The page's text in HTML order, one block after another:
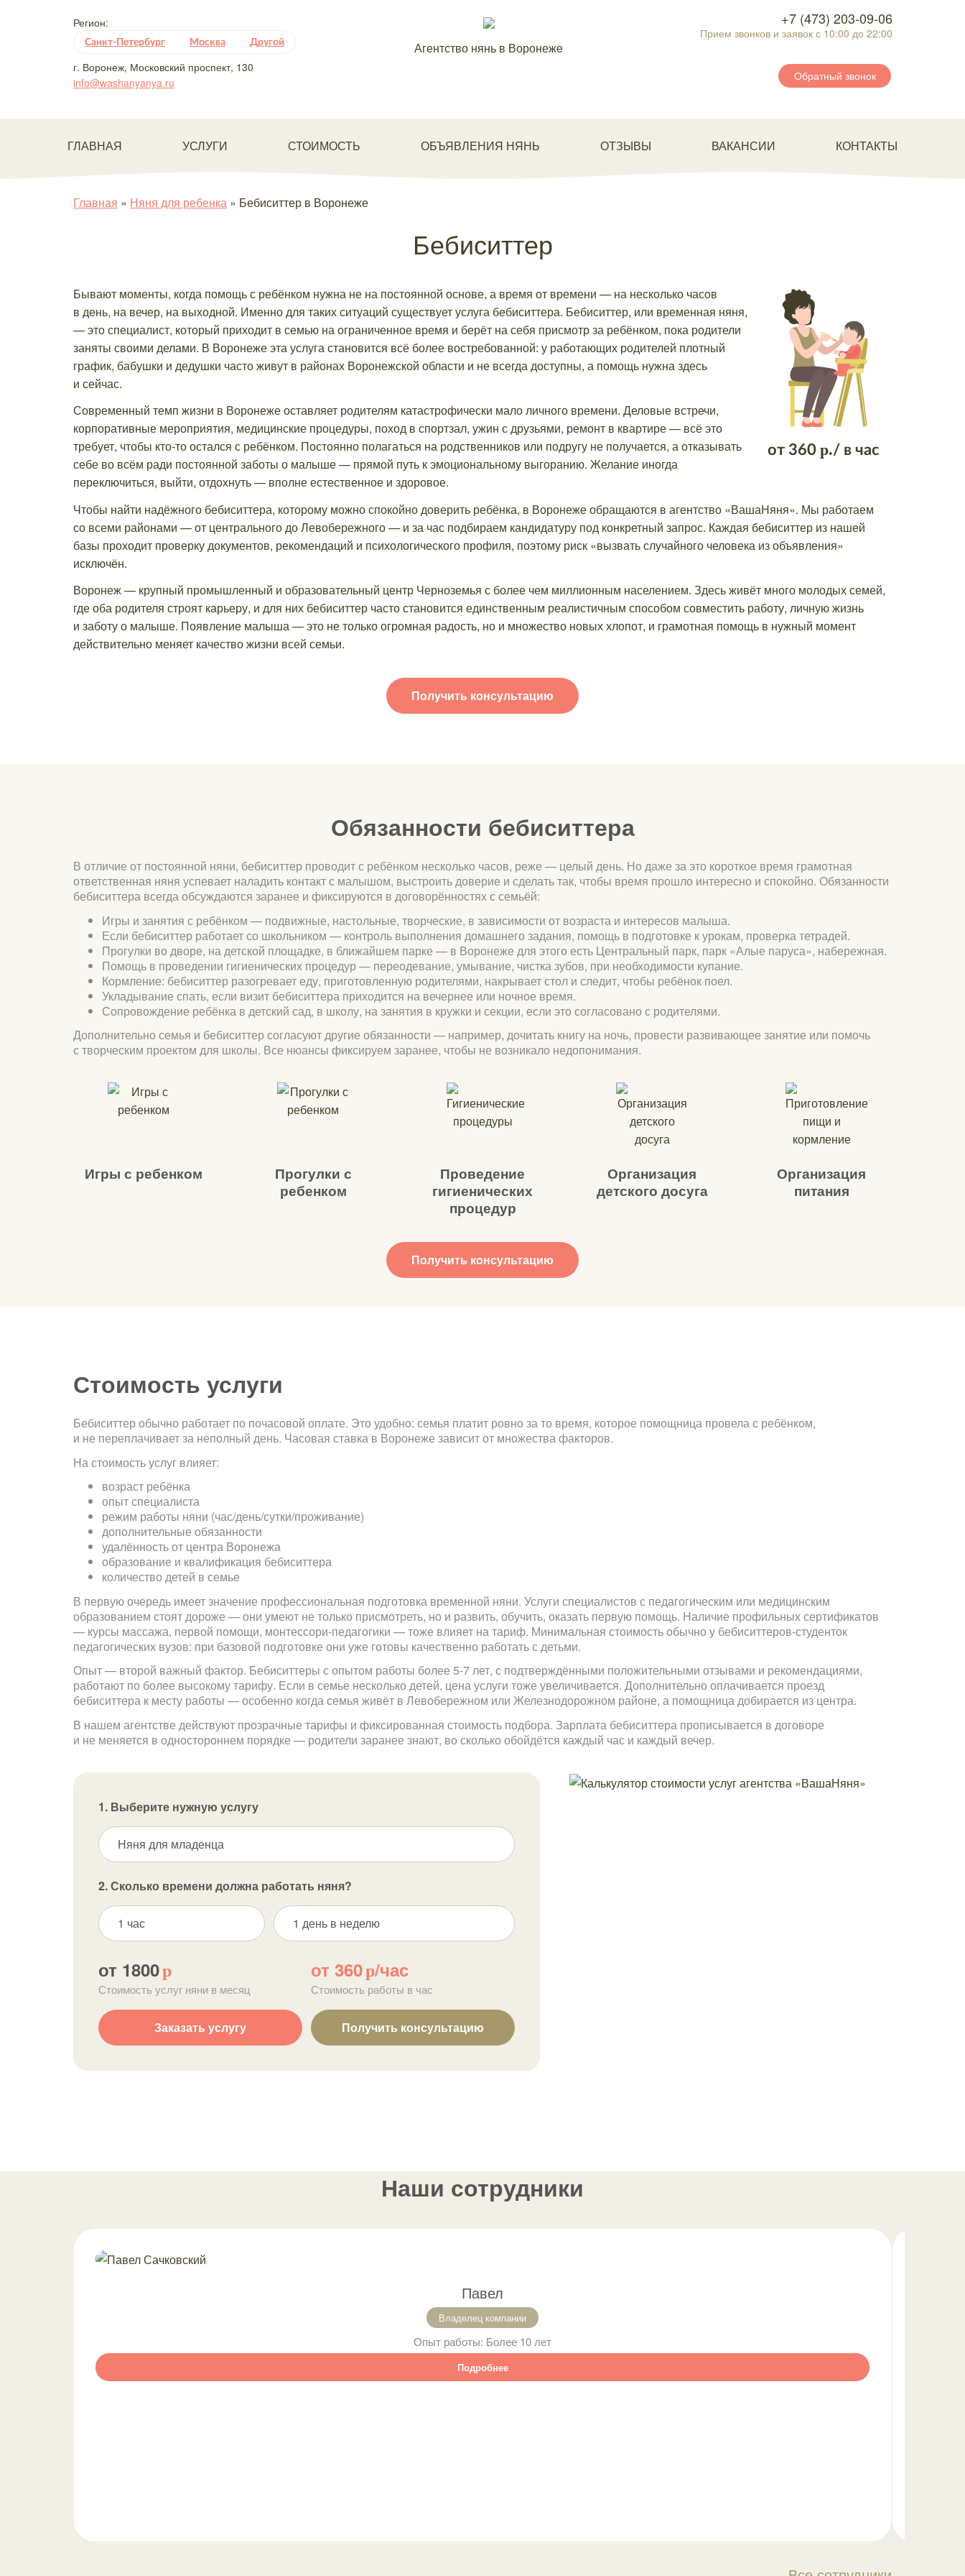
г. Воронеж, Московский проспект, 130
info@washanyanya.ru
Агентство нянь в Воронеже
+7 (473) 203-09-06
Прием звонков и заявок с 10:00 до 22:00
Обратный звонок
Регион:
Санкт-Петербург Москва Другой
ГЛАВНАЯ УСЛУГИ СТОИМОСТЬ ОБЪЯВЛЕНИЯ НЯНЬ ОТЗЫВЫ ВАКАНСИИ КОНТАКТЫ
Главная » Няня для ребенка » Бебиситтер в Воронеже
Бебиситтер
от 360 р./ в час
Бывают моменты, когда помощь с ребёнком нужна не на постоянной основе, а время от времени — на несколько часов
в день, на вечер, на выходной. Именно для таких ситуаций существует услуга бебиситтера. Бебиситтер, или временная няня,
— это специалист, который приходит в семью на ограниченное время и берёт на себя присмотр за ребёнком, пока родители
заняты своими делами. В Воронеже эта услуга становится всё более востребованной: у работающих родителей плотный
график, бабушки и дедушки часто живут в районах Воронежской области и не всегда доступны, а помощь нужна здесь
и сейчас.
Современный темп жизни в Воронеже оставляет родителям катастрофически мало личного времени. Деловые встречи,
корпоративные мероприятия, медицинские процедуры, поход в спортзал, ужин с друзьями, ремонт в квартире — всё это
требует, чтобы кто-то остался с ребёнком. Постоянно полагаться на родственников или подругу не получается, а отказывать
себе во всём ради постоянной заботы о малыше — прямой путь к эмоциональному выгоранию. Желание иногда
переключиться, выйти, отдохнуть — вполне естественное и здоровое.
Чтобы найти надёжного бебиситтера, которому можно спокойно доверить ребёнка, в Воронеже обращаются в агентство «ВашаНяня». Мы работаем
со всеми районами — от центрального до Левобережного — и за час подбираем кандидатуру под конкретный запрос. Каждая бебиситтер из нашей
базы проходит проверку документов, рекомендаций и психологического профиля, поэтому риск «вызвать случайного человека из объявления»
исключён.
Воронеж — крупный промышленный и образовательный центр Черноземья с более чем миллионным населением. Здесь живёт много молодых семей,
где оба родителя строят карьеру, и для них бебиситтер часто становится единственным реалистичным способом совместить работу, личную жизнь
и заботу о малыше. Появление малыша — это не только огромная радость, но и множество новых хлопот, и грамотная помощь в нужный момент
действительно меняет качество жизни всей семьи.
Получить консультацию
Обязанности бебиситтера
В отличие от постоянной няни, бебиситтер проводит с ребёнком несколько часов, реже — целый день. Но даже за это короткое время грамотная
ответственная няня успевает наладить контакт с малышом, выстроить доверие и сделать так, чтобы время прошло интересно и спокойно. Обязанности
бебиситтера всегда обсуждаются заранее и фиксируются в договорённостях с семьёй:
Игры и занятия с ребёнком — подвижные, настольные, творческие, в зависимости от возраста и интересов малыша.
Если бебиситтер работает со школьником — контроль выполнения домашнего задания, помощь в подготовке к урокам, проверка тетрадей.
Прогулки во дворе, на детской площадке, в ближайшем парке — в Воронеже для этого есть Центральный парк, парк «Алые паруса», набережная.
Помощь в проведении гигиенических процедур — переодевание, умывание, чистка зубов, при необходимости купание.
Кормление: бебиситтер разогревает еду, приготовленную родителями, накрывает стол и следит, чтобы ребёнок поел.
Укладывание спать, если визит бебиситтера приходится на вечернее или ночное время.
Сопровождение ребёнка в детский сад, в школу, на занятия в кружки и секции, если это согласовано с родителями.
Дополнительно семья и бебиситтер согласуют другие обязанности — например, дочитать книгу на ночь, провести развивающее занятие или помочь
с творческим проектом для школы. Все нюансы фиксируем заранее, чтобы не возникало недопонимания.
Игры с ребенком
Прогулки с
ребенком
Проведение
гигиенических
процедур
Организация
детского досуга
Организация
питания
Получить консультацию
Стоимость услуги
Бебиситтер обычно работает по почасовой оплате. Это удобно: семья платит ровно за то время, которое помощница провела с ребёнком,
и не переплачивает за неполный день. Часовая ставка в Воронеже зависит от множества факторов.
На стоимость услуг влияет:
возраст ребёнка
опыт специалиста
режим работы няни (час/день/сутки/проживание)
дополнительные обязанности
удалённость от центра Воронежа
образование и квалификация бебиситтера
количество детей в семье
В первую очередь имеет значение профессиональная подготовка временной няни. Услуги специалистов с педагогическим или медицинским
образованием стоят дороже — они умеют не только присмотреть, но и развить, обучить, оказать первую помощь. Наличие профильных сертификатов
— курсы массажа, первой помощи, монтессори-педагогики — тоже влияет на тариф. Минимальная стоимость обычно у бебиситтеров-студенток
педагогических вузов: при базовой подготовке они уже готовы качественно работать с детьми.
Опыт — второй важный фактор. Бебиситтеры с опытом работы более 5-7 лет, с подтверждёнными положительными отзывами и рекомендациями,
работают по более высокому тарифу. Если в семье несколько детей, цена услуги тоже увеличивается. Дополнительно оплачивается проезд
бебиситтера к месту работы — особенно когда семья живёт в Левобережном или Железнодорожном районе, а помощница добирается из центра.
В нашем агентстве действуют прозрачные тарифы и фиксированная стоимость подбора. Зарплата бебиситтера прописывается в договоре
и не меняется в одностороннем порядке — родители заранее знают, во сколько обойдётся каждый час и каждый вечер.
1. Выберите нужную услугу
Няня для младенца
2. Сколько времени должна работать няня?
1 час 1 день в неделю
от 1800р
Стоимость услуг няни в месяц
от 360р/час
Стоимость работы в час
Заказать услугу Получить консультацию
Наши сотрудники
Павел
Владелец компании
Опыт работы: Более 10 лет
Подробнее